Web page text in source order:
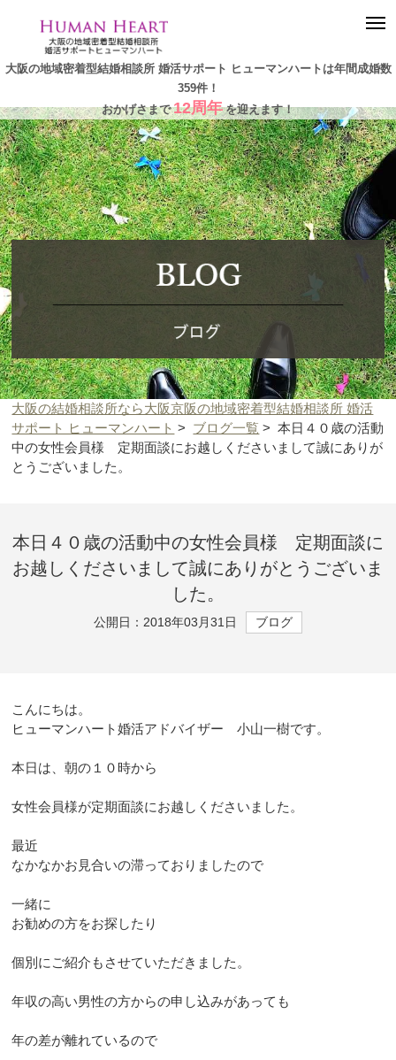
大阪の地域密着型結婚相談所 婚活サポート ヒューマンハートは年間成婚数
359件！
おかげさまで 12周年 を迎えます！
大阪の結婚相談所なら大阪京阪の地域密着型結婚相談所 婚活
サポート ヒューマンハート > ブログ一覧 > 本日４０歳の活動
中の女性会員様 定期面談にお越しくださいまして誠にありが
とうございました。
本日４０歳の活動中の女性会員様 定期面談に
お越しくださいまして誠にありがとうございま
した。
公開日：2018年03月31日 ブログ
こんにちは。
ヒューマンハート婚活アドバイザー 小山一樹です。
本日は、朝の１０時から
女性会員様が定期面談にお越しくださいました。
最近
なかなかお見合いの滞っておりましたので
一緒に
お勧めの方をお探したり
個別にご紹介もさせていただきました。
年収の高い男性の方からの申し込みがあっても
年の差が離れているので